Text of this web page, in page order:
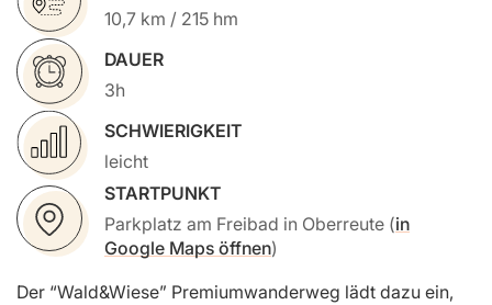
10,7 km / 215 hm
DAUER
3h
SCHWIERIGKEIT
leicht
STARTPUNKT
Parkplatz am Freibad in Oberreute (in
Google Maps öffnen)
Der “Wald&Wiese” Premiumwanderweg lädt dazu ein,